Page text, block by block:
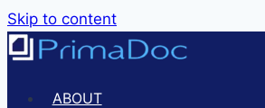
Skip to content
ABOUT